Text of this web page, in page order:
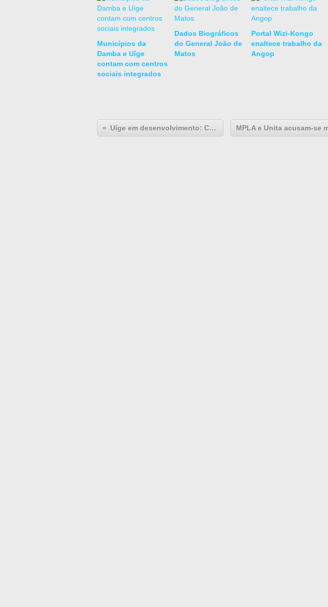
Municípios da
Damba e Uíge
contam com centros
sociais integrados
Dados Biográficos
do General João de
Matos
Portal Wizi-Kongo
enaltece trabalho da
Angop
Uíge em desenvolvimento: CENTRALIDADE DE KILUMOSO.